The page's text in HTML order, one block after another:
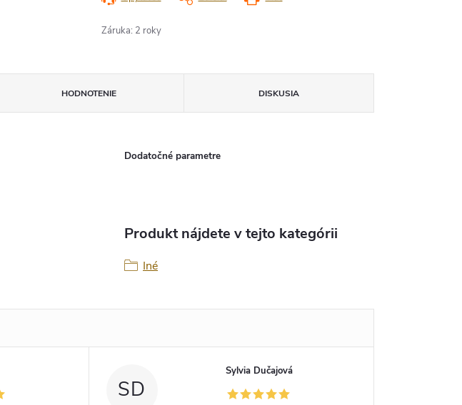
Záruka: 2 roky
HODNOTENIE DISKUSIA
Dodatočné parametre
Produkt nájdete v tejto kategórii
Iné
SD
Sylvia Dučajová